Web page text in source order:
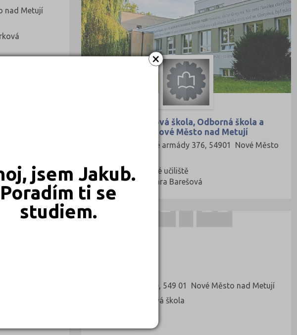
×
jsem Jakub.
Poradím ti se
studiem.
nad Metují
Střední průmyslová škola, Odborná škola a
Základní škola, Nové Město nad Metují
Československé armády 376, 54901 Nové Město
Druh školy: Odborné učiliště
Ředitel: Mgr. Klára Barešová
Město nad
nad
Náchodská 440, 549 01 Nové Město nad Metují
Druh školy: Jazyková škola